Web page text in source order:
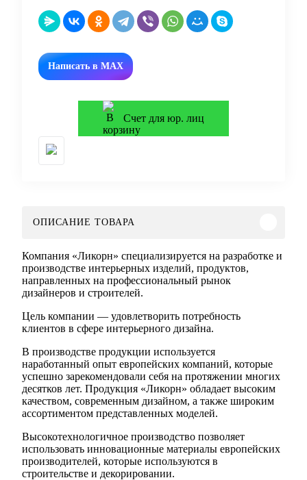
Написать в MAX
Счет для юр. лиц
ОПИСАНИЕ ТОВАРА
Компания «Ликорн» специализируется на разработке и
производстве интерьерных изделий, продуктов,
направленных на профессиональный рынок
дизайнеров и строителей.
Цель компании — удовлетворить потребность
клиентов в сфере интерьерного дизайна.
В производстве продукции используется
наработанный опыт европейских компаний, которые
успешно зарекомендовали себя на протяжении многих
десятков лет. Продукция «Ликорн» обладает высоким
качеством, современным дизайном, а также широким
ассортиментом представленных моделей.
Высокотехнологичное производство позволяет
использовать инновационные материалы европейских
производителей, которые используются в
строительстве и декорировании.